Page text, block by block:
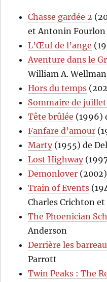
Chasse gardée 2
et Antonin Fourlon
L’Œuf de l’ange
Aventure dans le
William A. Wellman
Hors du temps
Sommaire de
Tête brûlée (1996)
Fanfare d’amour
Marty(1955) de
Lost Highway
Demonlover
Train of Events
Charles Crichton
The Phoenician
Anderson
Derrière les
Parrott
Twin Peaks : The